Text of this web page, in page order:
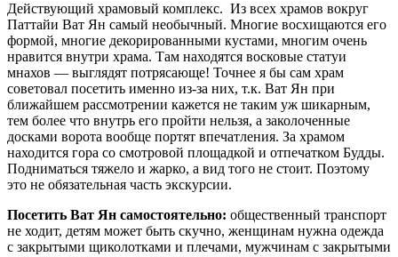
Действующий храмовый комплекс. Из всех храмов вокруг
Паттайи Ват Ян самый необычный. Многие восхищаются его
формой, многие декорированными кустами, многим очень
нравится внутри храма. Там находятся восковые статуи
мнахов — выглядят потрясающе! Точнее я бы сам храм
советовал посетить именно из-за них, т.к. Ват Ян при
ближайшем рассмотрении кажется не таким уж шикарным,
тем более что внутрь его пройти нельзя, а заколоченные
досками ворота вообще портят впечатления. За храмом
находится гора со смотровой площадкой и отпечатком Будды.
Подниматься тяжело и жарко, а вид того не стоит. Поэтому
это не обязательная часть экскурсии.
Посетить Ват Ян самостоятельно: общественный транспорт
не ходит, детям может быть скучно, женщинам нужна одежда
с закрытыми щиколотками и плечами, мужчинам с закрытыми